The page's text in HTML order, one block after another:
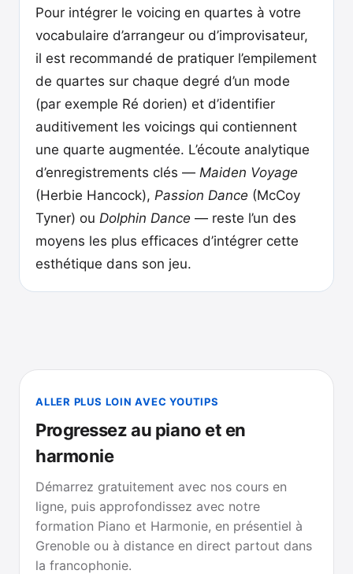
Pour intégrer le voicing en quartes à votre
vocabulaire d’arrangeur ou d’improvisateur,
il est recommandé de pratiquer l’empilement
de quartes sur chaque degré d’un mode
(par exemple Ré dorien) et d’identifier
auditivement les voicings qui contiennent
une quarte augmentée. L’écoute analytique
d’enregistrements clés — Maiden Voyage
(Herbie Hancock), Passion Dance (McCoy
Tyner) ou Dolphin Dance — reste l’un des
moyens les plus efficaces d’intégrer cette
esthétique dans son jeu.
ALLER PLUS LOIN AVEC YOUTIPS
Progressez au piano et en
harmonie
Démarrez gratuitement avec nos cours en
ligne, puis approfondissez avec notre
formation Piano et Harmonie, en présentiel à
Grenoble ou à distance en direct partout dans
la francophonie.